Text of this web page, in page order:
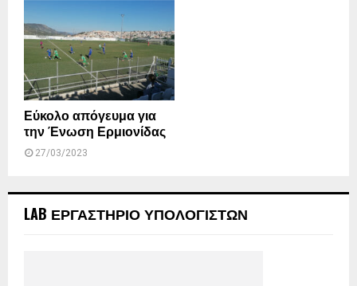
Εύκολο απόγευμα για
την Ένωση Ερμιονίδας
27/03/2023
LAB ΕΡΓΑΣΤΗΡΙΟ ΥΠΟΛΟΓΙΣΤΩΝ